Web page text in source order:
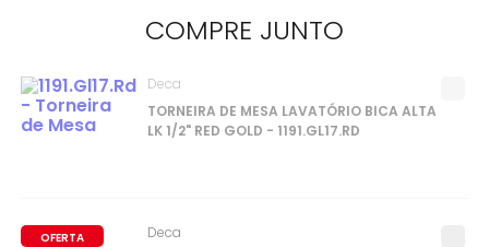
COMPRE JUNTO
TORNEIRA DE MESA LAVATÓRIO BICA ALTA
LK 1/2" RED GOLD - 1191.GL17.RD
Deca
OFERTA Deca